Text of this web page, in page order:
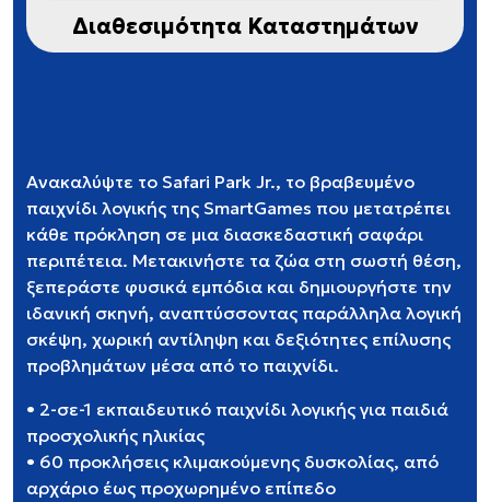
Διαθεσιμότητα Καταστημάτων
Ανακαλύψτε το Safari Park Jr., το βραβευμένο
παιχνίδι λογικής της SmartGames που μετατρέπει
κάθε πρόκληση σε μια διασκεδαστική σαφάρι
περιπέτεια. Μετακινήστε τα ζώα στη σωστή θέση,
ξεπεράστε φυσικά εμπόδια και δημιουργήστε την
ιδανική σκηνή, αναπτύσσοντας παράλληλα λογική
σκέψη, χωρική αντίληψη και δεξιότητες επίλυσης
προβλημάτων μέσα από το παιχνίδι.
• 2-σε-1 εκπαιδευτικό παιχνίδι λογικής για παιδιά
προσχολικής ηλικίας
• 60 προκλήσεις κλιμακούμενης δυσκολίας, από
αρχάριο έως προχωρημένο επίπεδο